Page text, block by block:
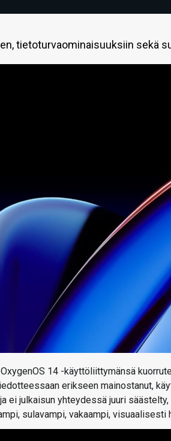
tietoturvaominaisuuksiin sekä
14 -käyttöliittymänsä
erikseen mainostanut,
ei julkaisun yhteydessä juuri
sulavampi, vakaampi, visuaalisesti